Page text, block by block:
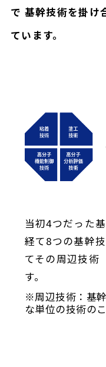
で 基幹技術を掛け
ています。
当初4つだった
経て8つの基幹
てその周辺技術
す。
※周辺技術：基
な単位の技術の